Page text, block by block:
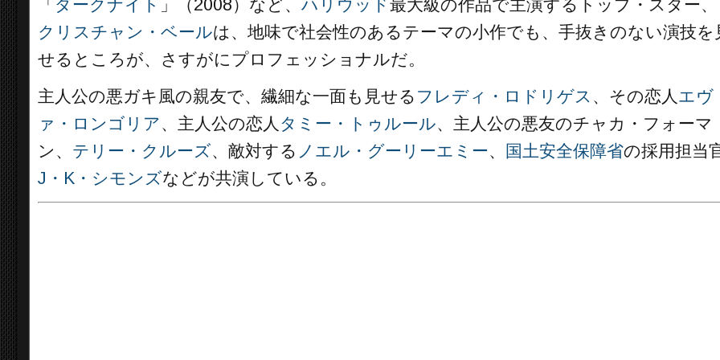
「 ダークナイト 」（2008）など、 ハリウッド 最大級の作品で主演するトップ・スター、
クリスチャン・ベールは、地味で社会性のあるテーマの小作でも、手抜きのない演技を
せるところが、さすがにプロフェッショナルだ。
主人公の悪ガキ風の親友で、繊細な一面も見せる フレディ・ロドリゲス 、その恋人エヴ
ァ・ロンゴリア、主人公の恋人 タミー・トゥルール、主人公の悪友のチャカ・フォーマ
ン、 テリー・クルーズ、敵対する ノエル・グーリーエミー、 国土安全保障省の採用担当
J・K・シモンズなどが共演している。